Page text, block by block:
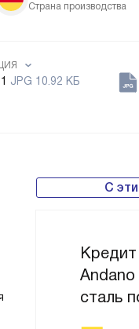
Страна производства
JPG 10.92 КБ
С
сталь